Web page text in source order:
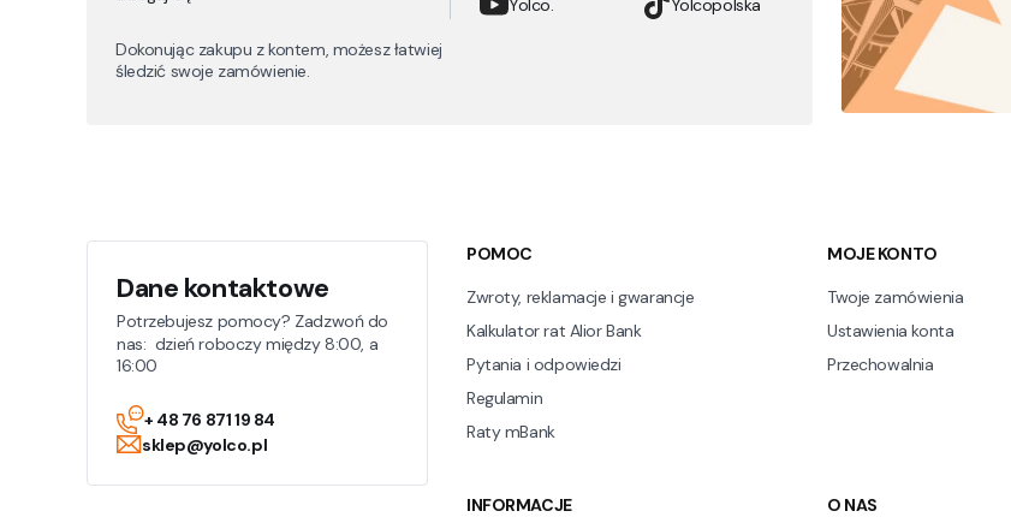
Dokonując zakupu z kontem, możesz łatwiej
śledzić swoje zamówienie.
Yolco. Yolcopolska
Dane kontaktowe
Potrzebujesz pomocy? Zadzwoń do
nas: dzień roboczy między 8:00, a
16:00
+ 48 76 871 19 84
sklep@yolco.pl
Linki w stopce
POMOC
Zwroty, reklamacje i gwarancje
Kalkulator rat Alior Bank
Pytania i odpowiedzi
Regulamin
Raty mBank
MOJE KONTO
Twoje zamówienia
Ustawienia konta
Przechowalnia
INFORMACJE O NAS